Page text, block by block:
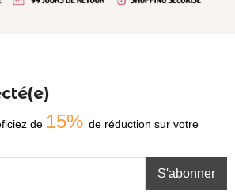
de 15% de réduction sur votre
S'abonner